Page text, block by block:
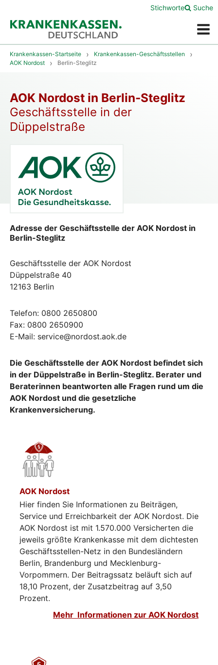
Menü
Stichworte Suche
Krankenkassen-Startseite
Krankenkassen-Geschäftsstellen
AOK Nordost
Berlin-Steglitz
AOK Nordost in Berlin-Steglitz
Geschäftsstelle in der
Düppelstraße
Adresse der Geschäftsstelle der AOK Nordost in
Berlin-Steglitz
Geschäftsstelle der AOK Nordost
Düppelstraße 40
12163 Berlin
Telefon: 0800 2650800
Fax: 0800 2650900
E-Mail: service@nordost.aok.de
Die Geschäftsstelle der AOK Nordost befindet sich
in der Düppelstraße in Berlin-Steglitz. Berater und
Beraterinnen beantworten alle Fragen rund um die
AOK Nordost und die gesetzliche
Krankenversicherung.
AOK Nordost
Hier finden Sie Informationen zu Beiträgen,
Service und Erreichbarkeit der AOK Nordost. Die
AOK Nordost ist mit 1.570.000 Versicherten die
jeweils größte Krankenkasse mit dem dichtesten
Geschäftsstellen-Netz in den Bundesländern
Berlin, Brandenburg und Mecklenburg-
Vorpommern. Der Beitragssatz beläuft sich auf
18,10 Prozent, der Zusatzbeitrag auf 3,50
Prozent.
Mehr Informationen zur AOK Nordost